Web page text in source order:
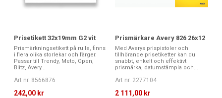
Prisetikett 32x19mm G2 vit
Prismärkningsetikett på rulle, finns
i flera olika storlekar och färger.
Passar till Trendy, Meto, Open,
Blitz, Avery...
Art nr. 8566876
242,00 kr
Prismärkare Avery 826 26x12
Med Averys prispistoler och
tillhörande prisetiketter kan du
snabbt, enkelt och effektivt
prismärka, datumstämpla och...
Art nr. 2277104
2 111,00 kr